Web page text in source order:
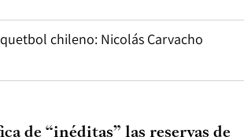
chileno: Nicolás Carvacho
de “inéditas” las reservas de